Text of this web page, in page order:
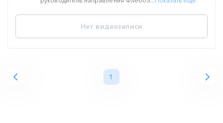
Нет видеозаписи
1